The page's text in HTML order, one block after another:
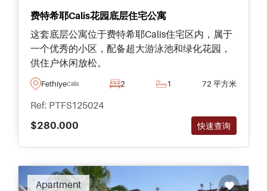
费特希耶Calis花园底层住宅公寓
这套底层公寓位于费特希耶Calis住宅区内，属于
一个优秀的小区，配备超大游泳池和绿化花园，
供住户休闲放松。
FethiyeCalis 2 1 72 平方米
Ref: PTFS125024
$280.000
快速查询
Apartment